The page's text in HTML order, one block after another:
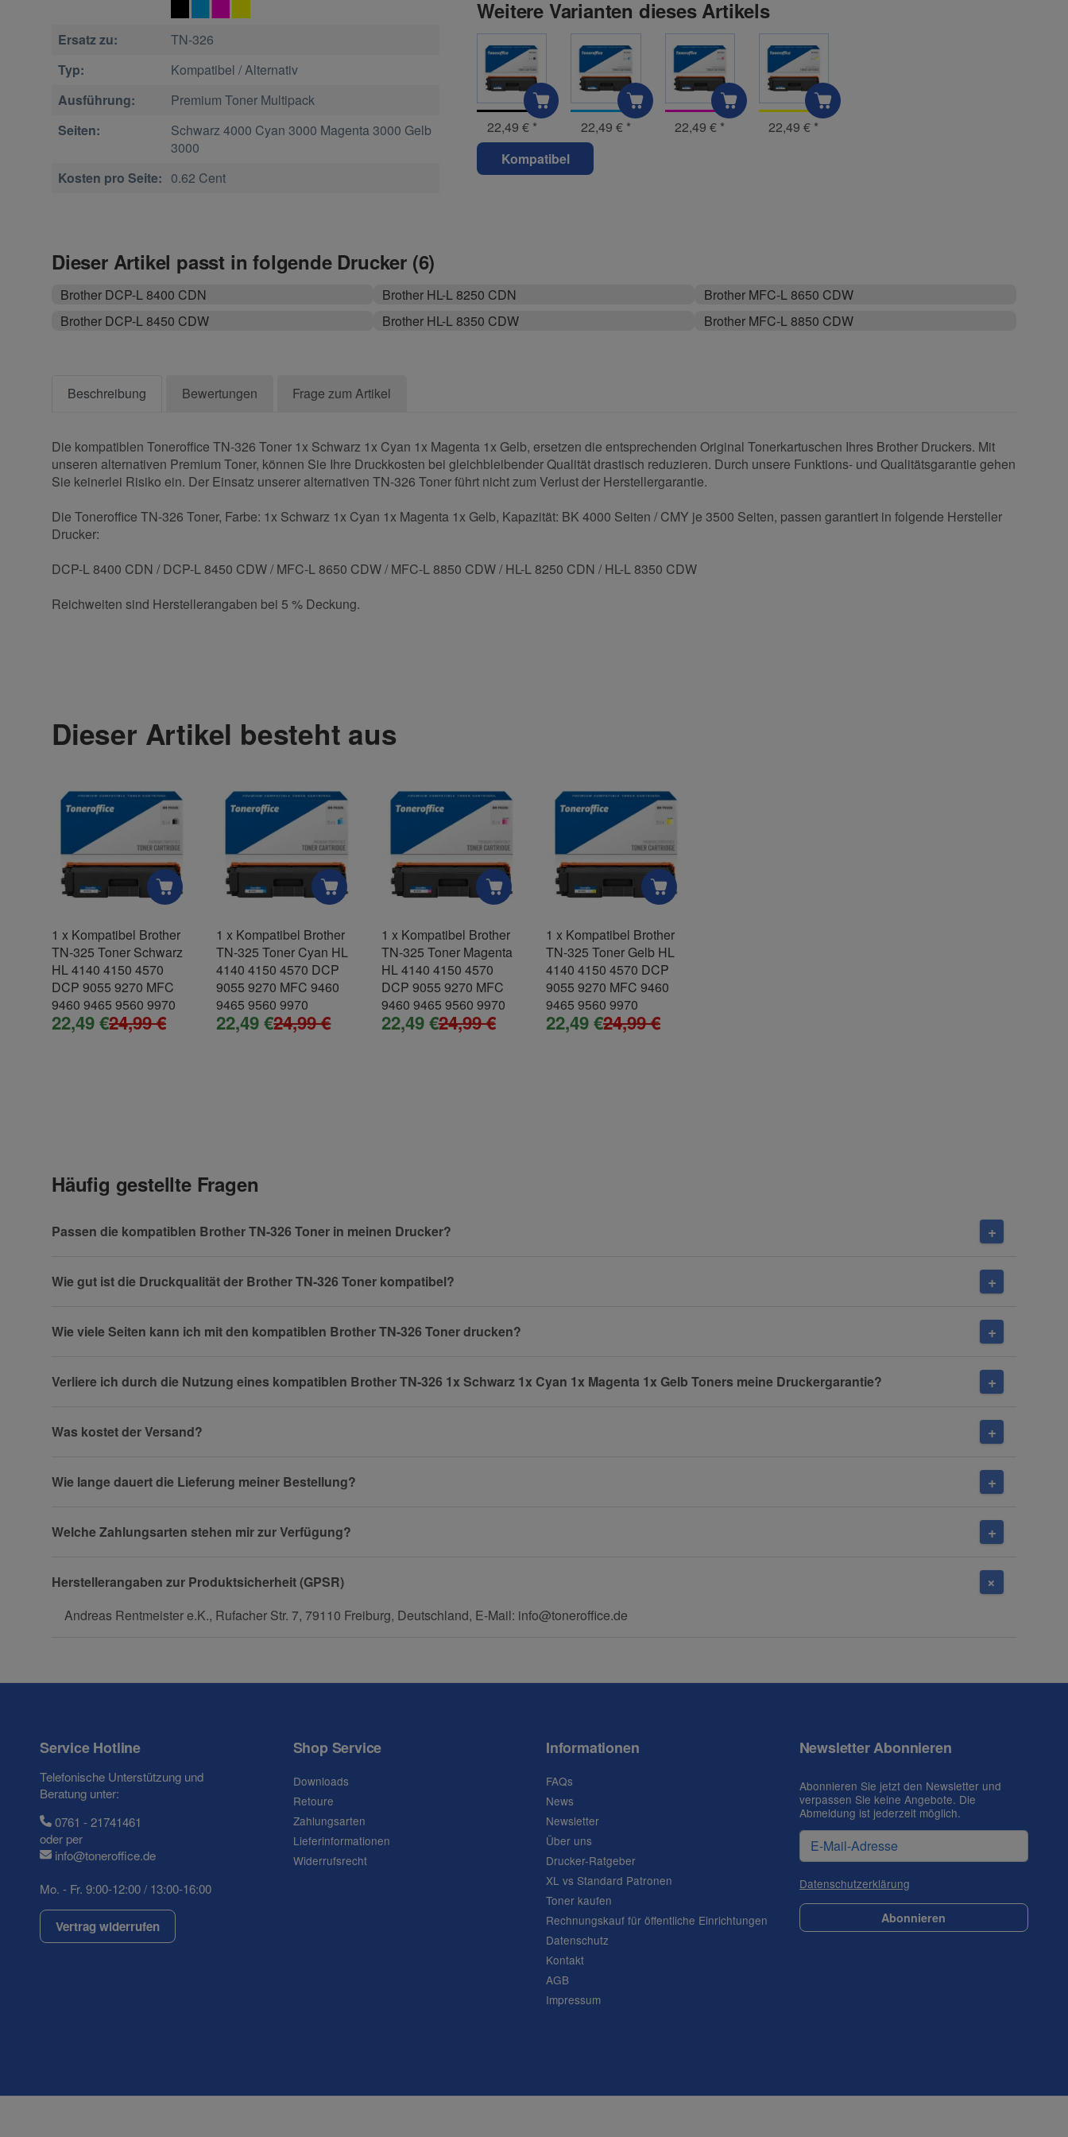
Ersatz zu:
TN-326
Typ:
Kompatibel / Alternativ
Ausführung:
Premium Toner Multipack
Seiten:
Schwarz 4000 Cyan 3000 Magenta 3000 Gelb
3000
Kosten pro Seite: 0.62 Cent
Weitere Varianten dieses Artikels
22,49 € * 22,49 € * 22,49 € * 22,49 € *
Kompatibel
Dieser Artikel passt in folgende Drucker (6)
Brother DCP-L 8400 CDN
Brother DCP-L 8450 CDW
Brother HL-L 8250 CDN
Brother HL-L 8350 CDW
Brother MFC-L 8650 CDW
Brother MFC-L 8850 CDW
Beschreibung Bewertungen Frage zum Artikel
Die kompatiblen Toneroffice TN-326 Toner 1x Schwarz 1x Cyan 1x Magenta 1x Gelb, ersetzen die entsprechenden Original Tonerkartuschen Ihres Brother Druckers. Mit
unseren alternativen Premium Toner, können Sie Ihre Druckkosten bei gleichbleibender Qualität drastisch reduzieren. Durch unsere Funktions- und Qualitätsgarantie gehen
Sie keinerlei Risiko ein. Der Einsatz unserer alternativen TN-326 Toner führt nicht zum Verlust der Herstellergarantie.
Die Toneroffice TN-326 Toner, Farbe: 1x Schwarz 1x Cyan 1x Magenta 1x Gelb, Kapazität: BK 4000 Seiten / CMY je 3500 Seiten, passen garantiert in folgende Hersteller
Drucker:
DCP-L 8400 CDN / DCP-L 8450 CDW / MFC-L 8650 CDW / MFC-L 8850 CDW / HL-L 8250 CDN / HL-L 8350 CDW
Reichweiten sind Herstellerangaben bei 5 % Deckung.
Firma E-Mail
Telefon Mobiltelefon
Frage zum Artikel
Ihre Frage
Datenschutzerklärung
Dieser Artikel besteht aus
1 x Kompatibel Brother
TN-325 Toner Schwarz
HL 4140 4150 4570
DCP 9055 9270 MFC
9460 9465 9560 9970
22,49 €24,99 €
1 x Kompatibel Brother
TN-325 Toner Cyan HL
4140 4150 4570 DCP
9055 9270 MFC 9460
9465 9560 9970
22,49 €24,99 €
1 x Kompatibel Brother
TN-325 Toner Magenta
HL 4140 4150 4570
DCP 9055 9270 MFC
9460 9465 9560 9970
22,49 €24,99 €
1 x Kompatibel Brother
TN-325 Toner Gelb HL
4140 4150 4570 DCP
9055 9270 MFC 9460
9465 9560 9970
22,49 €24,99 €
Häufig gestellte Fragen
Passen die kompatiblen Brother TN-326 Toner in meinen Drucker?
Wie gut ist die Druckqualität der Brother TN-326 Toner kompatibel?
Wie viele Seiten kann ich mit den kompatiblen Brother TN-326 Toner drucken?
Verliere ich durch die Nutzung eines kompatiblen Brother TN-326 1x Schwarz 1x Cyan 1x Magenta 1x Gelb Toners meine Druckergarantie?
Was kostet der Versand?
Wie lange dauert die Lieferung meiner Bestellung?
Welche Zahlungsarten stehen mir zur Verfügung?
Herstellerangaben zur Produktsicherheit (GPSR)
Andreas Rentmeister e.K., Rufacher Str. 7, 79110 Freiburg, Deutschland, E-Mail: info@toneroffice.de
Service Hotline
Telefonische Unterstützung und
Beratung unter:
0761 - 21741461
oder per
info@toneroffice.de
Mo. - Fr. 9:00-12:00 / 13:00-16:00
Vertrag widerrufen
Shop Service
Downloads
Retoure
Zahlungsarten
Lieferinformationen
Widerrufsrecht
Informationen
FAQs
News
Newsletter
Über uns
Drucker-Ratgeber
XL vs Standard Patronen
Toner kaufen
Rechnungskauf für öffentliche Einrichtungen
Datenschutz
Kontakt
AGB
Impressum
Newsletter Abonnieren
Abonnieren Sie jetzt den Newsletter und
verpassen Sie keine Angebote. Die
Abmeldung ist jederzeit möglich.
Datenschutzerklärung
Abonnieren